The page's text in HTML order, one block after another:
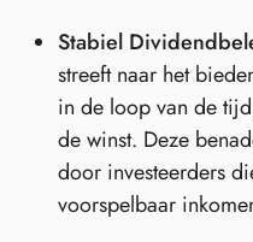
Stabiel
streeft naar het
in de loop van de
de winst. Deze
door investeerders
voorspelbaar